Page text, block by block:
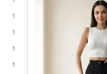
1
1
1
1